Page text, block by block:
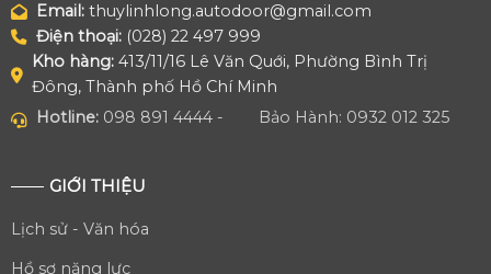
Email: thuylinhlong.autodoor@gmail.com
Điện thoại:(028) 22 497 999
Kho hàng:413/11/16 Lê Văn Quới, Phường Bình Trị
Đông, Thành phố Hồ Chí Minh
Hotline: 098 891 4444 - Bảo Hành: 0932 012 325
GIỚI THIỆU
Lịch sử - Văn hóa
Hồ sơ năng lực